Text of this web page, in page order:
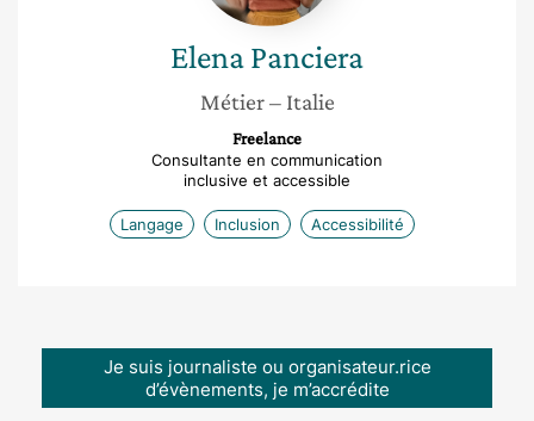
ElenaPanciera
Métier – Italie
Freelance
Consultante en communication
inclusive et accessible
Langage Inclusion Accessibilité
Je suis journaliste ou organisateur.rice
d’évènements, je m’accrédite